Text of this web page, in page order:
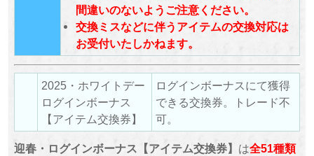
間違いのないようご注意ください。
交換ミスなどに伴うアイテムの交換対応は
お受付いたしかねます。
2025・ホワイトデー
ログインボーナス
【アイテム交換券】
ログインボーナスにて獲得
できる交換券。トレード不
可。
迎春・ログインボーナス【アイテム交換券】 は全51種類